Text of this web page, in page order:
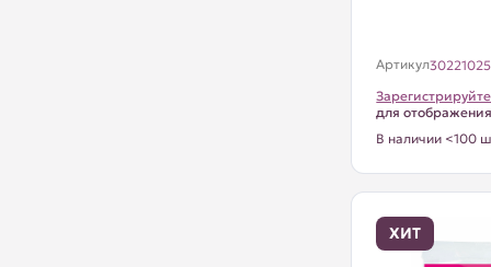
Артикул30221025
для
В наличии <100
ХИТ